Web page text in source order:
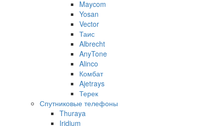
Maycom
Yosan
Vector
Таис
Albrecht
AnyTone
Alinco
Комбат
Ajetrays
Терек
Спутниковые телефоны
Thuraya
Iridium